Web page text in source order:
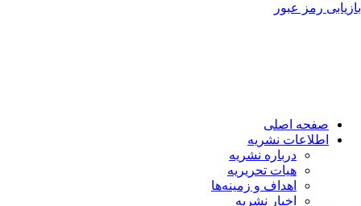
رمز عبور
صفحه اصلی
اطلاعات نشریه
درباره نشریه
هیات تحریریه
اهداف و زمینه‌ها
اخبار نشریه